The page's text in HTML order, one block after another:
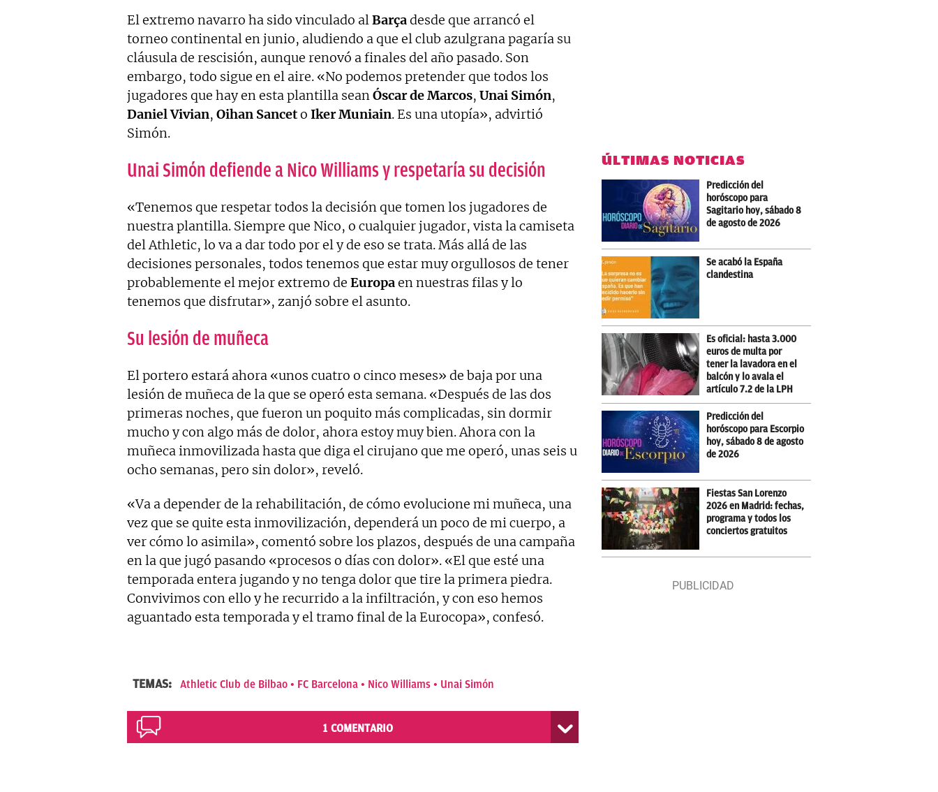
El extremo navarro ha sido vinculado alBarçadesde que arrancó el
torneo continental en junio, aludiendo a que el club azulgrana pagaría su
cláusula de rescisión, aunque renovó a finales del año pasado. Son
embargo, todo sigue en el aire. «No podemos pretender que todos los
jugadores que hay en esta plantilla seanÓscar de Marcos, Unai Simón,
Daniel Vivian, Oihan Sanceto Iker Muniain. Es una utopía», advirtió
Simón.
Unai Simón defiende a Nico Williams y respetaría su decisión
«Tenemos que respetar todos la decisión que tomen los jugadores de
nuestra plantilla. Siempre que Nico, o cualquier jugador, vista la camiseta
del Athletic, lo va a dar todo por el y de eso se trata. Más allá de las
decisiones personales, todos tenemos que estar muy orgullosos de tener
probablemente el mejor extremo de Europaen nuestras filas y lo
tenemos que disfrutar», zanjó sobre el asunto.
Su lesión de muñeca
El portero estará ahora «unos cuatro o cinco meses» de baja por una
lesión de muñeca de la que se operó esta semana. «Después de las dos
primeras noches, que fueron un poquito más complicadas, sin dormir
mucho y con algo más de dolor, ahora estoy muy bien. Ahora con la
muñeca inmovilizada hasta que diga el cirujano que me operó, unas seis u
ocho semanas, pero sin dolor», reveló.
«Va a depender de la rehabilitación, de cómo evolucione mi muñeca, una
vez que se quite esta inmovilización, dependerá un poco de mi cuerpo, a
ver cómo lo asimila», comentó sobre los plazos, después de una campaña
en la que jugó pasando «procesos o días con dolor». «El que esté una
temporada entera jugando y no tenga dolor que tire la primera piedra.
Convivimos con ello y he recurrido a la infiltración, y con eso hemos
aguantado esta temporada y el tramo final de la Eurocopa», confesó.
TEMAS: Athletic Club de Bilbao FC Barcelona Nico Williams Unai Simón
1 COMENTARIO
ÚLTIMAS NOTICIAS
Predicción del
horóscopo para
Sagitario hoy, sábado 8
de agosto de 2026
Se acabó la España
clandestina
Es oficial: hasta 3.000
euros de multa por
tener la lavadora en el
balcón y lo avala el
artículo 7.2 de la LPH
Predicción del
horóscopo para Escorpio
hoy, sábado 8 de agosto
de 2026
Fiestas San Lorenzo
2026 en Madrid: fechas,
programa y todos los
conciertos gratuitos